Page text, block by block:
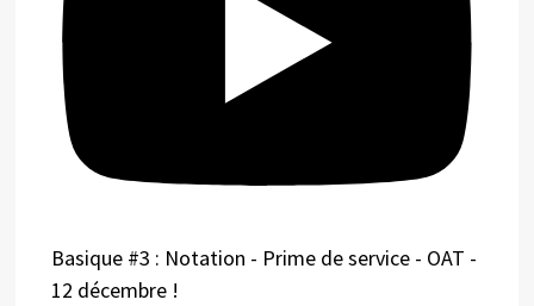
Basique #3 : Notation - Prime de service - OAT -
12 décembre !